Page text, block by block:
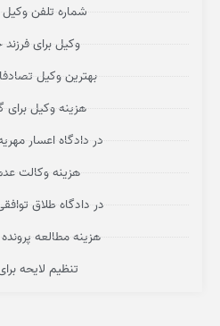
شماره تلفن
وکیل برای
بهترین وکیل
هزینه وکیل برای
در دادگاه اعسار
هزینه وکالت
در دادگاه طلاق
هزینه مطالعه
تنظیم لایحه